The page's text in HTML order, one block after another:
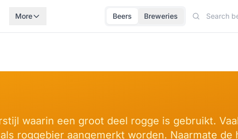
More Beers Breweries
waarin een groot deel rogge is gebruikt.
roggebier aangemerkt worden. Naarmate